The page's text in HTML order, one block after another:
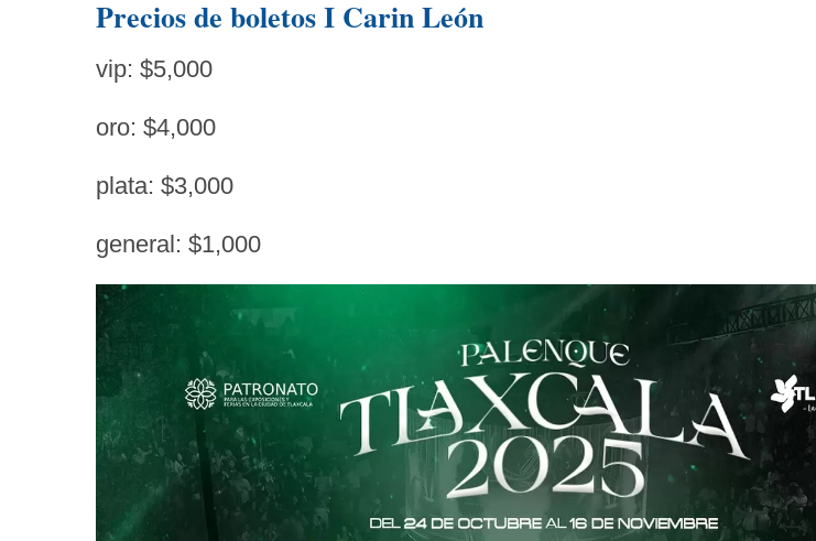
Precios de boletos I Carin León
vip: $5,000
oro: $4,000
plata: $3,000
general: $1,000